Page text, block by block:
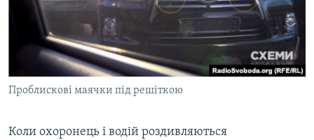
Проблискові маячки під решіткою
Коли охоронець і водій роздивляються